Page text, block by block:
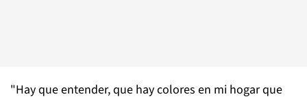
"Hay que entender, que hay colores en mi hogar que